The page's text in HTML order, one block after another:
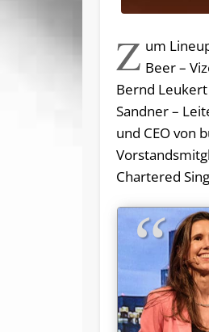
Z um
Beer –
Bernd
Sandner –
und CEO von
Chartered